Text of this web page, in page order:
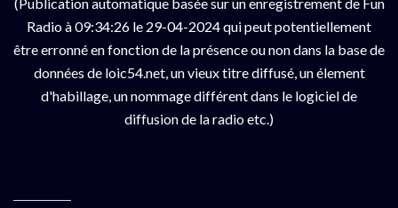
Radio à 09:34:26 le 29-04-2024 qui peut potentiellement
être erronné en fonction de la présence ou non dans la base de
données de loic54.net, un vieux titre diffusé, un élement
d'habillage, un nommage différent dans le logiciel de
diffusion de la radio etc.)